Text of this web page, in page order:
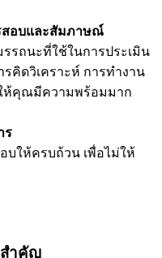
สอบและสัมภาษณ์
รรถนะที่ใช้ในการประเมิน
คิดวิเคราะห์ การทำงาน
ห้คุณมีความพร้อมมาก
ร
ให้ครบถ้วน เพื่อไม่ให้
สำคัญ